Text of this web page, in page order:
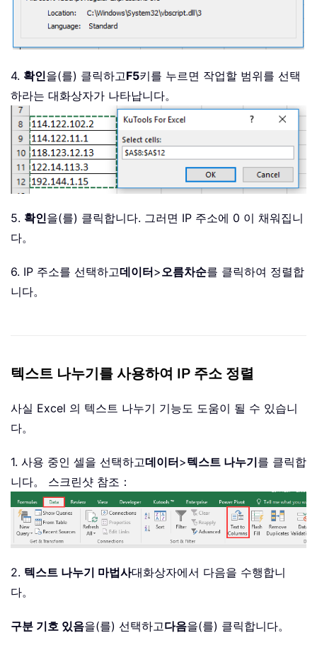
4. 확인을(를) 클릭하고F5키를 누르면 작업할 범위를 선택
하라는 대화상자가 나타납니다。
5. 확인을(를) 클릭합니다. 그러면 IP 주소에 0 이 채워집니
다。
6. IP 주소를 선택하고데이터>오름차순를 클릭하여 정렬합
니다。
텍스트 나누기를 사용하여 IP 주소 정렬
사실 Excel 의 텍스트 나누기 기능도 도움이 될 수 있습니
다。
1. 사용 중인 셀을 선택하고데이터>텍스트 나누기를 클릭합
니다。 스크린샷 참조：
2. 텍스트 나누기 마법사대화상자에서 다음을 수행합니
다。
구분 기호 있음을(를) 선택하고다음을(를) 클릭합니다。